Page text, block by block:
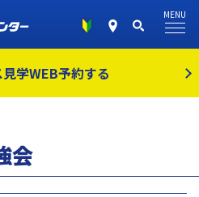
学WEB予約する
MENU
会